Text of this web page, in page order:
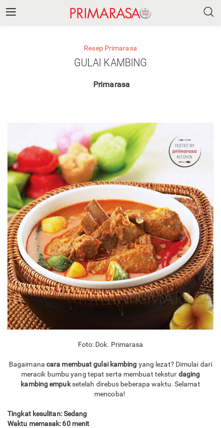
Resep Primarasa
GULAI KAMBING
Primarasa
Foto: Dok. Primarasa
Bagaimana cara membuat gulai kambing yang lezat? Dimulai dari
meracik bumbu yang tepat serta membuat tekstur daging
kambing empuksetelah direbus beberapa waktu. Selamat
mencoba!
Tingkat kesulitan: Sedang
Waktu memasak: 60 menit